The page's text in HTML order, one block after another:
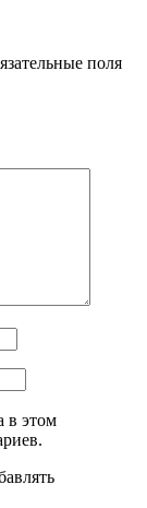
поля
в этом